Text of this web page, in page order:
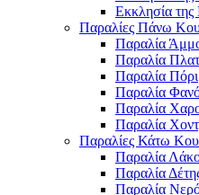
Εκκλησία
Παραλίες Πάνω
Παραλία
Παραλία
Παραλία Πόρι
Παραλία
Παραλία
Παραλία
Παραλίες Κάτω
Παραλία
Παραλία
Παραλία